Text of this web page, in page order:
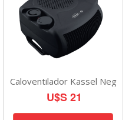
Caloventilador Kassel Neg
U$S 21